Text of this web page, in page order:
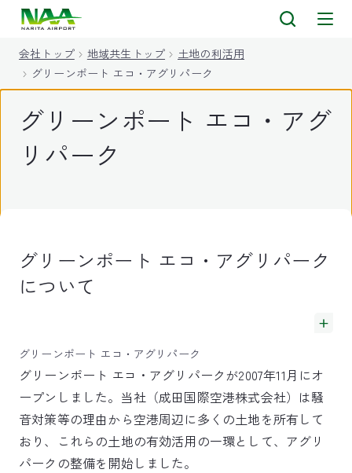
会社トップ 地域共生トップ
土地の利活用
グリーンポート エコ・アグリパーク
グリーンポート エコ・アグ
リパーク
グリーンポート エコ・アグリパーク
について
グリーンポート エコ・アグリパーク
グリーンポート エコ・アグリパークが2007年11月にオ
ープンしました。当社（成田国際空港株式会社）は騒
音対策等の理由から空港周辺に多くの土地を所有して
おり、これらの土地の有効活用の一環として、アグリ
パークの整備を開始しました。